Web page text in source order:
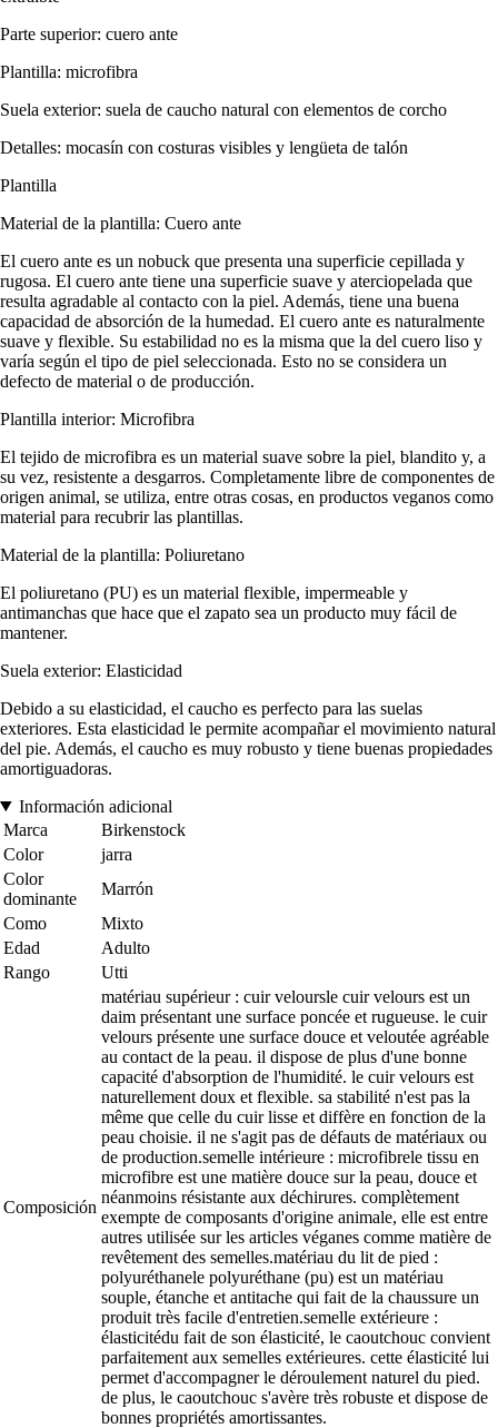
Parte superior: cuero ante
Plantilla: microfibra
Suela exterior: suela de caucho natural con elementos de corcho
Detalles: mocasín con costuras visibles y lengüeta de talón
Plantilla
Material de la plantilla: Cuero ante
El cuero ante es un nobuck que presenta una superficie cepillada y
rugosa. El cuero ante tiene una superficie suave y aterciopelada que
resulta agradable al contacto con la piel. Además, tiene una buena
capacidad de absorción de la humedad. El cuero ante es naturalmente
suave y flexible. Su estabilidad no es la misma que la del cuero liso y
varía según el tipo de piel seleccionada. Esto no se considera un
defecto de material o de producción.
Plantilla interior: Microfibra
El tejido de microfibra es un material suave sobre la piel, blandito y, a
su vez, resistente a desgarros. Completamente libre de componentes de
origen animal, se utiliza, entre otras cosas, en productos veganos como
material para recubrir las plantillas.
Material de la plantilla: Poliuretano
El poliuretano (PU) es un material flexible, impermeable y
antimanchas que hace que el zapato sea un producto muy fácil de
mantener.
Suela exterior: Elasticidad
Debido a su elasticidad, el caucho es perfecto para las suelas
exteriores. Esta elasticidad le permite acompañar el movimiento natural
del pie. Además, el caucho es muy robusto y tiene buenas propiedades
amortiguadoras.
Información adicional
Marca
Birkenstock
Color
jarra
Color
dominante
Marrón
Como
Mixto
Edad
Adulto
Rango
Utti
Composición
matériau supérieur : cuir veloursle cuir velours est un
daim présentant une surface poncée et rugueuse. le cuir
velours présente une surface douce et veloutée agréable
au contact de la peau. il dispose de plus d'une bonne
capacité d'absorption de l'humidité. le cuir velours est
naturellement doux et flexible. sa stabilité n'est pas la
même que celle du cuir lisse et diffère en fonction de la
peau choisie. il ne s'agit pas de défauts de matériaux ou
de production.semelle intérieure : microfibrele tissu en
microfibre est une matière douce sur la peau, douce et
néanmoins résistante aux déchirures. complètement
exempte de composants d'origine animale, elle est entre
autres utilisée sur les articles véganes comme matière de
revêtement des semelles.matériau du lit de pied :
polyuréthanele polyuréthane (pu) est un matériau
souple, étanche et antitache qui fait de la chaussure un
produit très facile d'entretien.semelle extérieure :
élasticitédu fait de son élasticité, le caoutchouc convient
parfaitement aux semelles extérieures. cette élasticité lui
permet d'accompagner le déroulement naturel du pied.
de plus, le caoutchouc s'avère très robuste et dispose de
bonnes propriétés amortissantes.